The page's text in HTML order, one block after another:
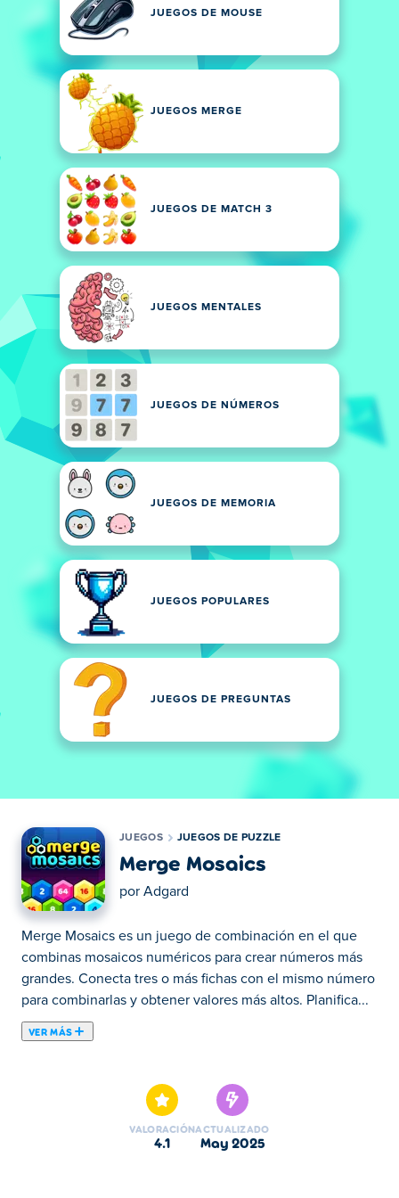
JUEGOS DE MOUSE
JUEGOS MERGE
JUEGOS DE MATCH 3
JUEGOS MENTALES
JUEGOS DE NÚMEROS
JUEGOS DE MEMORIA
JUEGOS POPULARES
JUEGOS DE PREGUNTAS
JUEGOS JUEGOS DE PUZZLE
Merge Mosaics
por Adgard
Merge Mosaics es un juego de combinación en el que
combinas mosaicos numéricos para crear números más
grandes. Conecta tres o más fichas con el mismo número
para combinarlas y obtener valores más altos. Planifica...
VER MÁS
grandes. Conecta tres o más fichas con el mismo número
para combinarlas y obtener valores más altos. Planifica
estratégicamente tus movimientos y usa emocionantes
VALORACIÓN
4.1
ACTUALIZADO
may 2025